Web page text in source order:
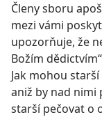
Členy sboru
mezi vámi
upozorňuje, že
Božím
Jak mohou
aniž by nad nimi
starší pečovat o